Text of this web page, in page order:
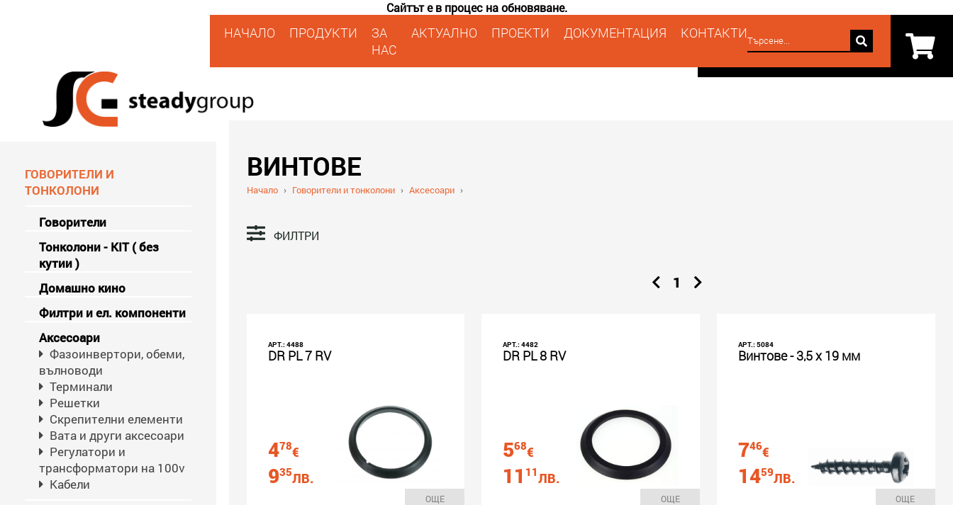
Сайтът е в процес на обновяване.
НАЧАЛО ПРОДУКТИ
ЗА
НАС
АКТУАЛНО ПРОЕКТИ ДОКУМЕНТАЦИЯ КОНТАКТИ
ГОВОРИТЕЛИ И
ТОНКОЛОНИ
Говорители
Тонколони - KIT ( без
кутии )
Домашно кино
Филтри и ел. компоненти
Аксесоари
Фазоинвертори, обеми,
вълноводи
Терминали
Решетки
Скрепителни елементи
Вата и други аксесоари
Регулатори и
трансформатори на 100v
Кабели
ВИНТОВЕ
Начало › Говорители и тонколони › Аксесоари ›
ФИЛТРИ
1
АРТ.: 4488
DR PL 7 RV
478€
935ЛВ.
ОЩЕ
АРТ.: 4482
DR PL 8 RV
568€
11 11ЛВ.
ОЩЕ
АРТ.: 5084
Винтове - 3,5 х 19 мм
746€
1459ЛВ.
ОЩЕ